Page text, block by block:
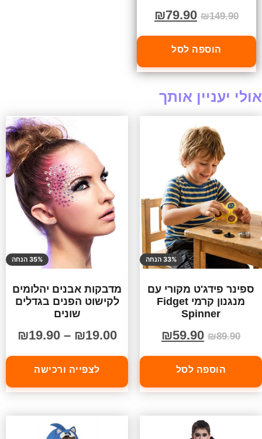
₪149.90
₪79.90
הוספה לסל
אולי יעניין אותך
33% הנחה
ספינר פידג'ט מקורי עם
מנגנון קרמי Fidget
Spinner
₪89.90
₪59.90
הוספה לסל
35% הנחה
מדבקות אבנים יהלומים
לקישוט הפנים בגדלים
שונים
₪19.00
–
₪19.90
לצפייה ורכישה